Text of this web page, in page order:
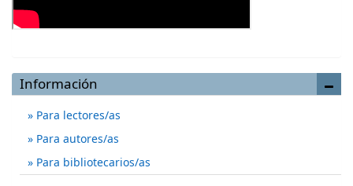
Información
Para lectores/as
Para autores/as
Para bibliotecarios/as